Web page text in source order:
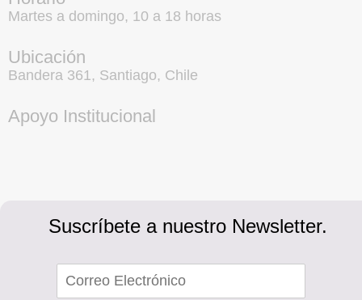
Martes a domingo, 10 a 18 horas
Ubicación
Bandera 361, Santiago, Chile
Apoyo Institucional
Suscríbete a nuestro Newsletter.